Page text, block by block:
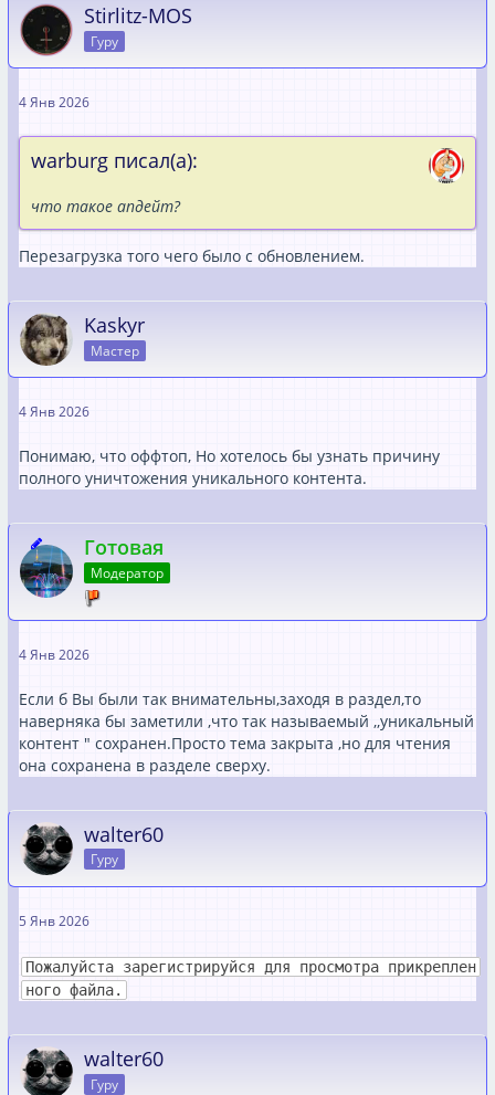
Stirlitz-MOS
Гуру
4 Янв 2026
warburg писал(а):
что такое апдейт?
Перезагрузка того чего было с обновлением.
Kaskyr
Мастер
4 Янв 2026
Понимаю, что оффтоп, Но хотелось бы узнать причину
полного уничтожения уникального контента.
Готовая
Модератор
4 Янв 2026
Если б Вы были так внимательны,заходя в раздел,то
наверняка бы заметили ,что так называемый ,,уникальный
контент " сохранен.Просто тема закрыта ,но для чтения
она сохранена в разделе сверху.
walter60
Гуру
5 Янв 2026
Пожалуйста зарегистрируйся для просмотра прикреплен
ного файла.
walter60
Гуру